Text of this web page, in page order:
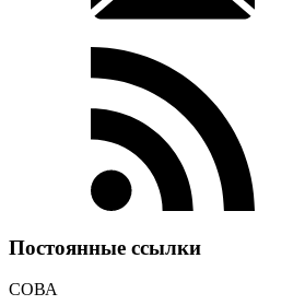
Постоянные ссылки
СОВА